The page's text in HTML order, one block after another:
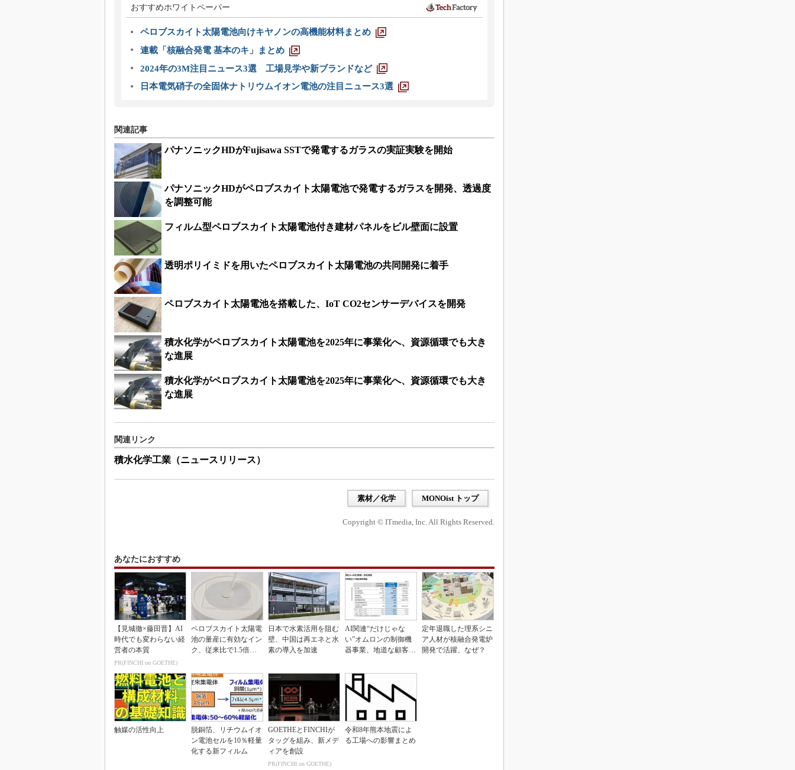
おすすめホワイトペーパー
ペロブスカイト太陽電池向けキヤノンの高機能材料まとめ
連載「核融合発電 基本のキ」まとめ
2024年の3M注目ニュース3選 工場見学や新ブランドなど
日本電気硝子の全固体ナトリウムイオン電池の注目ニュース3選
関連記事
パナソニックHDがFujisawa SSTで発電するガラスの実証実験を開始
パナソニックHDがペロブスカイト太陽電池で発電するガラスを開発、透過度
を調整可能
フィルム型ペロブスカイト太陽電池付き建材パネルをビル壁面に設置
透明ポリイミドを用いたペロブスカイト太陽電池の共同開発に着手
ペロブスカイト太陽電池を搭載した、IoT CO2センサーデバイスを開発
積水化学がペロブスカイト太陽電池を2025年に事業化へ、資源循環でも大き
な進展
積水化学がペロブスカイト太陽電池を2025年に事業化へ、資源循環でも大き
な進展
関連リンク
積水化学工業（ニュースリリース）
素材／化学 MONOist トップ
Copyright © ITmedia, Inc. All Rights Reserved.
あなたにおすすめ
【見城徹×藤田晋】AI
時代でも変わらない経
営者の本質
PR(FINCHI on GOETHE)
ペロブスカイト太陽電
池の量産に有効なイン
ク、従来比で1.5倍の
日本で水素活用を阻む
壁、中国は再エネと水
素の導入を加速
AI関連“だけじゃな
い”オムロンの制御機
器事業、地道な顧客基
定年退職した理系シニ
ア人材が核融合発電炉
開発で活躍、なぜ？
触媒の活性向上
脱銅箔、リチウムイオ
ン電池セルを10％軽量
化する新フィルム
GOETHEとFINCHIが
タッグを組み、新メデ
ィアを創設
PR(FINCHI on GOETHE)
令和8年熊本地震によ
る工場への影響まとめ